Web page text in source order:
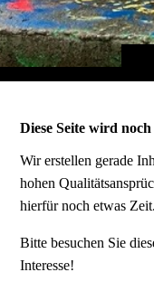
Diese Seite wird
Wir erstellen gerade
hohen
hierfür noch etwas Zeit.
Bitte besuchen Sie
Interesse!